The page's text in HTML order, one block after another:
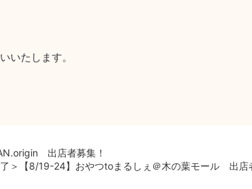
いたします。
出店者募集！
了＞【8/19-24】おやつtoまるしぇ＠木の葉モール 出店